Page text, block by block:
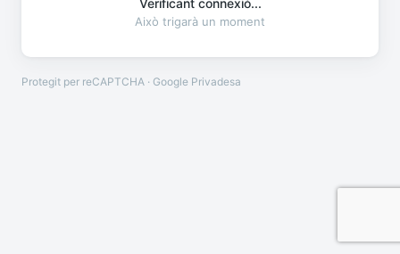
Això trigarà un moment
Protegit per reCAPTCHA · Google Privadesa